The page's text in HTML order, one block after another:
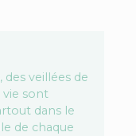
des veillées de
sont
dans le
de chaque